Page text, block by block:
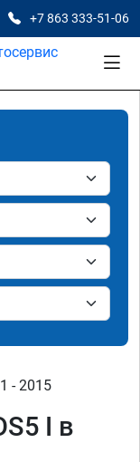
+7 863 333-51-06
- 2015
I в